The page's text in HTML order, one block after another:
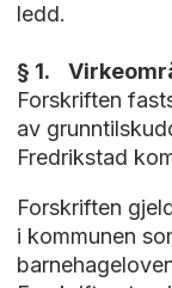
ledd.
§ 1.
Forskriften
av
Fredrikstad
Forskriften
i kommunen